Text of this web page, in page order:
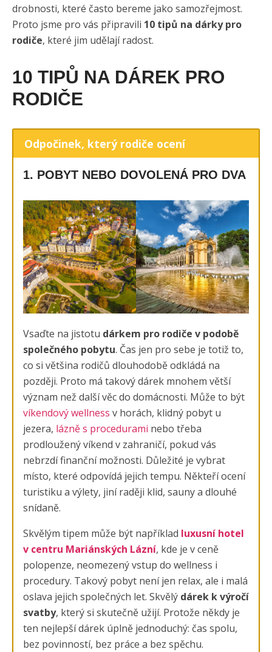
drobnosti, které často bereme jako samozřejmost.
Proto jsme pro vás připravili 10 tipů na dárky pro
rodiče, které jim udělají radost.
10 TIPŮ NA DÁREK PRO
RODIČE
Odpočinek, který rodiče ocení
1. POBYT NEBO DOVOLENÁ PRO DVA
Vsaďte na jistotu dárkem pro rodiče v podobě
společného pobytu. Čas jen pro sebe je totiž to,
co si většina rodičů dlouhodobě odkládá na
později. Proto má takový dárek mnohem větší
význam než další věc do domácnosti. Může to být
víkendový wellness v horách, klidný pobyt u
jezera, lázně s procedurami nebo třeba
prodloužený víkend v zahraničí, pokud vás
nebrzdí finanční možnosti. Důležité je vybrat
místo, které odpovídá jejich tempu. Někteří ocení
turistiku a výlety, jiní raději klid, sauny a dlouhé
snídaně.
Skvělým tipem může být například luxusní hotel
v centru Mariánských Lázní, kde je v ceně
polopenze, neomezený vstup do wellness i
procedury. Takový pobyt není jen relax, ale i malá
oslava jejich společných let. Skvělý dárek k výročí
svatby, který si skutečně užijí. Protože někdy je
ten nejlepší dárek úplně jednoduchý: čas spolu,
bez povinností, bez práce a bez spěchu.